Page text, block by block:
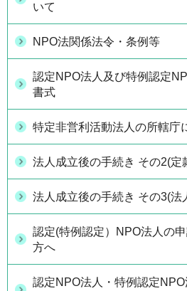
いて
NPO法関係法令・条例等
認定NPO法人及び特例認定
書式
特定非営利活動法人の所轄庁
法人成立後の手続き その2(定
法人成立後の手続き その3(法
認定(特例認定）NPO法人の
方へ
認定NPO法人・特例認定